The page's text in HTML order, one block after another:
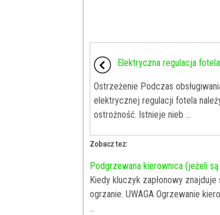
Elektryczna regulacja fotela
Ostrzeżenie Podczas
elektrycznej regulacji fotela
ostrożność. Istnieje nieb ...
Zobacz tez:
Podgrzewana kierownica (jeżeli
Kiedy kluczyk zapłonowy
ogrzanie. UWAGA Ogrzewanie
...